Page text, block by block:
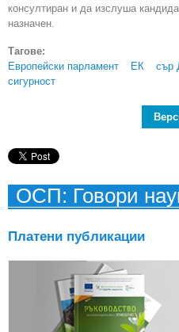
консултиран и да изслуша
назначен.
Тагове:
Европейски парламент
ЕК сър
сигурност
ОСП: Говори
Платени публикации